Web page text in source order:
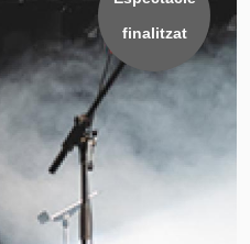
finalitzat